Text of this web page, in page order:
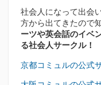
社会人になって出会
方から出てきたので
ーツや英会話のイベ
る社会人サークル！
京都コミュルの公式